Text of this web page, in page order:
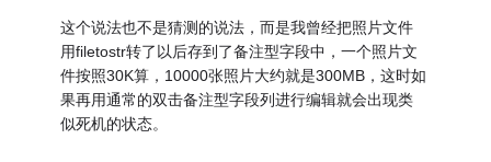
这个说法也不是猜测的说法，而是我曾经把照片文件
用filetostr转了以后存到了备注型字段中，一个照片文
件按照30K算，10000张照片大约就是300MB，这时如
果再用通常的双击备注型字段列进行编辑就会出现类
似死机的状态。